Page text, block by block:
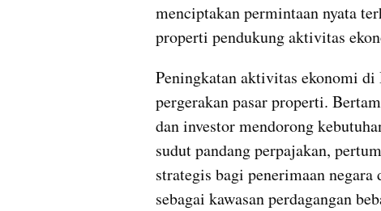
menciptakan permintaan nyata
properti pendukung aktivitas
Peningkatan aktivitas ekonomi
pergerakan pasar properti.
dan investor mendorong
sudut pandang perpajakan,
strategis bagi penerimaan
sebagai kawasan perdagangan